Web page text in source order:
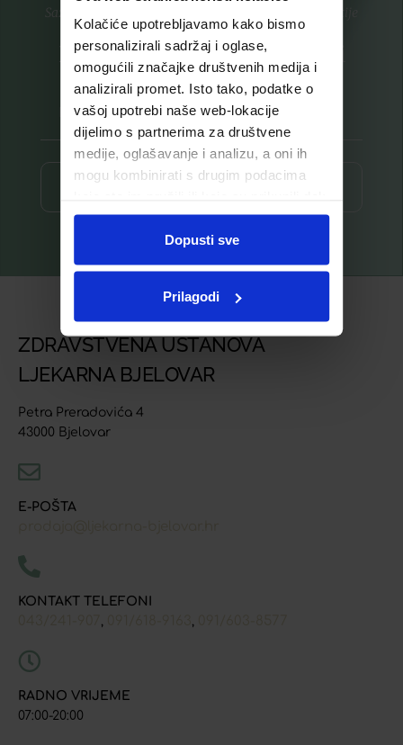
Kolačiće upotrebljavamo kako bismo
personalizirali sadržaj i oglase,
omogućili značajke društvenih medija i
analizirali promet. Isto tako, podatke o
vašoj upotrebi naše web-lokacije
dijelimo s partnerima za društvene
medije, oglašavanje i analizu, a oni ih
mogu kombinirati s drugim podacima
ste upotrebljavali njihove usluge.
Dopusti sve
Prilagodi
Saznajte prvi za nove proizvode i ekskluzivne promocije
Prijavite se na listu za novosti
Prijava ⟶
ZDRAVSTVENA USTANOVA
LJEKARNA BJELOVAR
Petra Preradovića 4
43000 Bjelovar
E-POŠTA
KONTAKT TELEFONI
RADNO VRIJEME
07:00-20:00